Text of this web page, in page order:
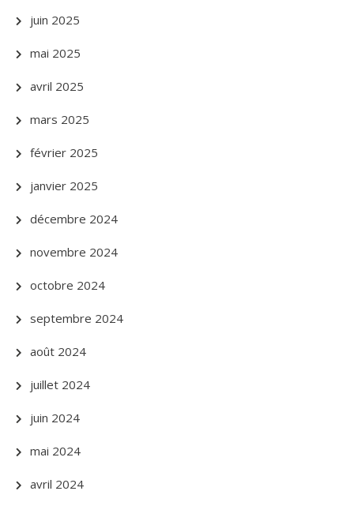
juin 2025
mai 2025
avril 2025
mars 2025
février 2025
janvier 2025
décembre 2024
novembre 2024
octobre 2024
septembre 2024
août 2024
juillet 2024
juin 2024
mai 2024
avril 2024